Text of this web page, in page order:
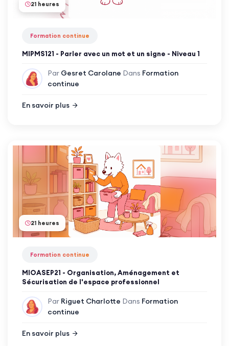
21 heures
Formation continue
MIPMS121 - Parler avec un mot et un signe - Niveau 1
Par Gesret Carolane Dans Formation
continue
En savoir plus
21 heures
Formation continue
MIOASEP21 - Organisation, Aménagement et
Sécurisation de l'espace professionnel
Par Riguet Charlotte Dans Formation
continue
En savoir plus